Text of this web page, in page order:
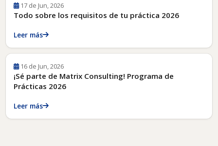
17 de Jun, 2026
Todo sobre los requisitos de tu práctica 2026
Leer más
16 de Jun, 2026
¡Sé parte de Matrix Consulting! Programa de
Prácticas 2026
Leer más